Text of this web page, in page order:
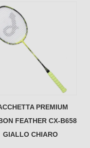
PREMIUM
FEATHER CX-B658
GIALLO CHIARO